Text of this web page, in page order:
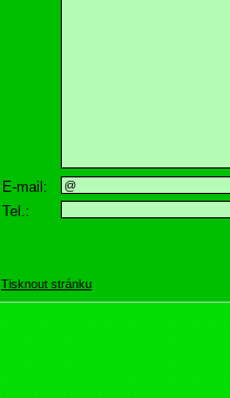
E-mail:
Tel.:
Tisknout stránku